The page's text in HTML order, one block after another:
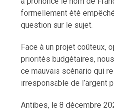
formellement été
question sur le sujet.
Face à un projet coûteux,
priorités budgétaires,
ce mauvais scénario qui
irresponsable de l’argent
Antibes, le 8 décembre